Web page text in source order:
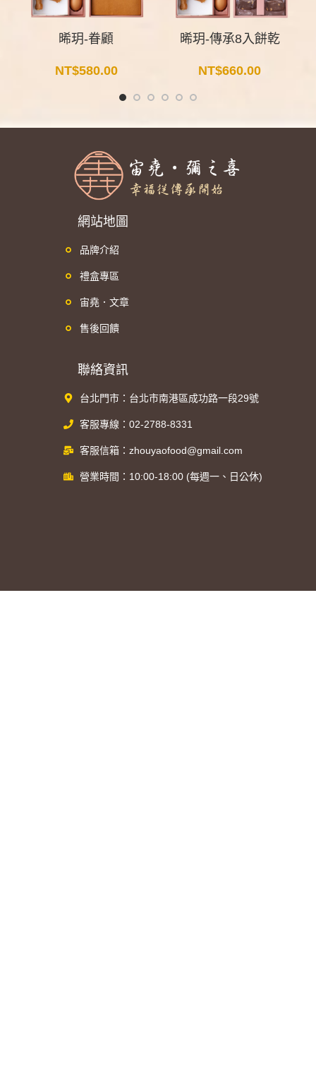
晞玥-眷顧
NT$580.00
晞玥-傳承8入餅乾
NT$660.00
網站地圖
品牌介紹
禮盒專區
宙堯．文章
售後回饋
聯絡資訊
台北門市：台北市南港區成功路一段29號
客服專線：02-2788-8331
客服信箱：zhouyaofood@gmail.com
營業時間：10:00-18:00 (每週一、日公休)